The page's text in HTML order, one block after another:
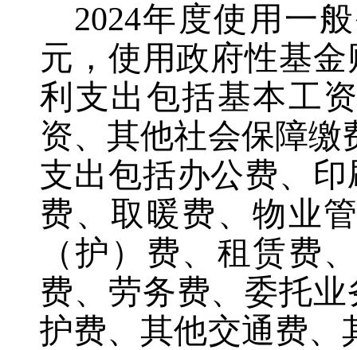
2024年度使用一
元，使用政府性基
利支出包括基本工
资、其他社会保障缴
支出包括办公费、
费、取暖费、物业
（护）费、租赁费
费、劳务费、委托
护费、其他交通费、